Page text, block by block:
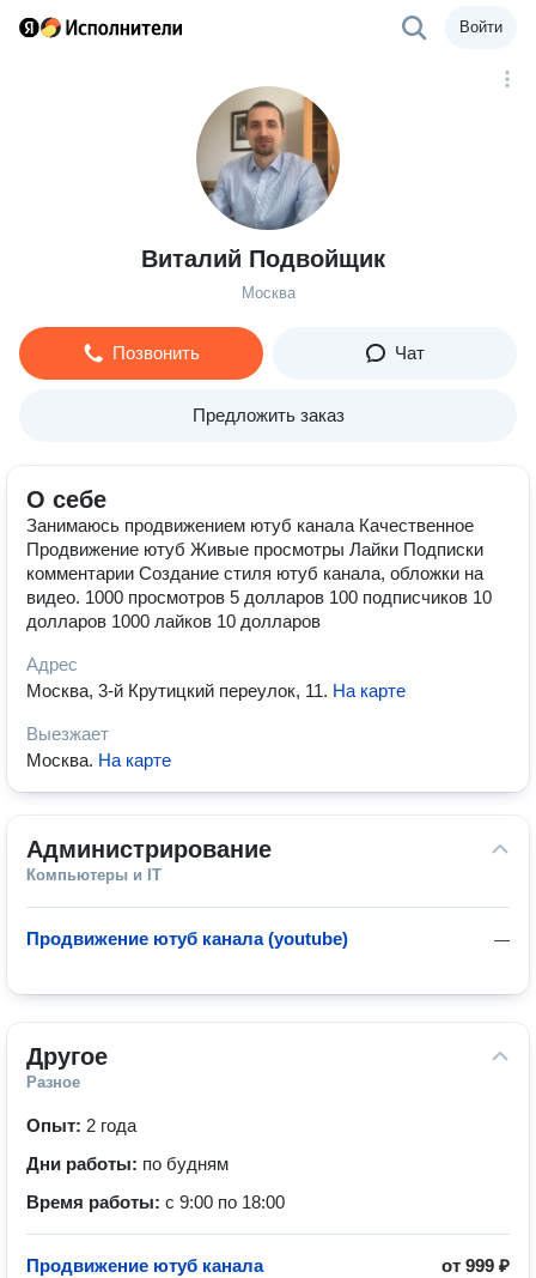
Войти
Виталий Подвойщик
Москва
Позвонить Чат
Предложить заказ
О себе
Занимаюсь продвижением ютуб канала Качественное
Продвижение ютуб Живые просмотры Лайки Подписки
комментарии Создание стиля ютуб канала, обложки на
видео. 1000 просмотров 5 долларов 100 подписчиков 10
долларов 1000 лайков 10 долларов
Адрес
Москва, 3-й Крутицкий переулок, 11. На карте
Выезжает
Москва. На карте
Администрирование
Компьютеры и IT
—
Продвижение ютуб канала (youtube)
Другое
Разное
Опыт: 2 года
Дни работы: по будням
Время работы: с 9:00 по 18:00
от 999 ₽
Продвижение ютуб канала